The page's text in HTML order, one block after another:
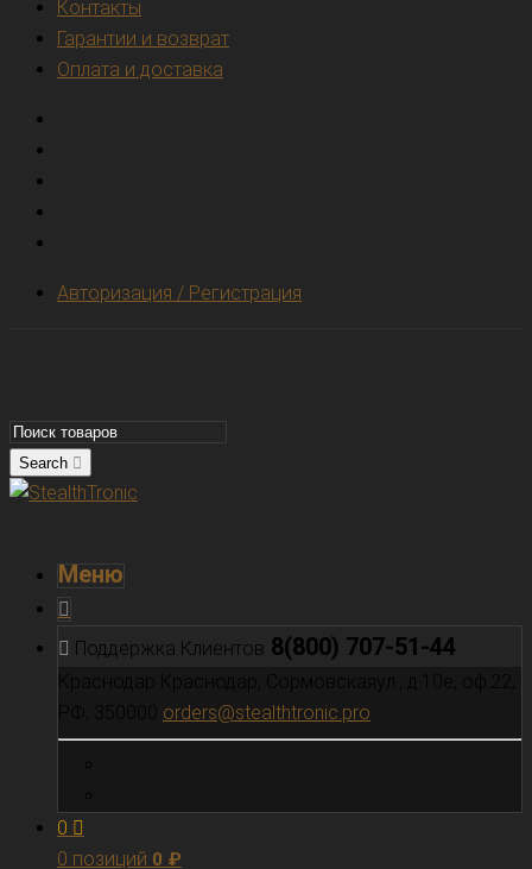
Контакты
Гарантии и возврат
Оплата и доставка
Авторизация / Регистрация
Search
Меню
Поддержка Клиентов 8(800) 707-51-44
orders@stealthtronic.pro
0
0 позиций 0 ₽